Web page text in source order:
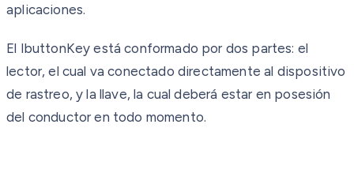
aplicaciones.
El IbuttonKey está conformado por dos partes: el
lector, el cual va conectado directamente al dispositivo
de rastreo, y la llave, la cual deberá estar en posesión
del conductor en todo momento.